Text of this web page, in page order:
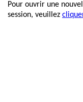
Pour ouvrir une
session, veuillez